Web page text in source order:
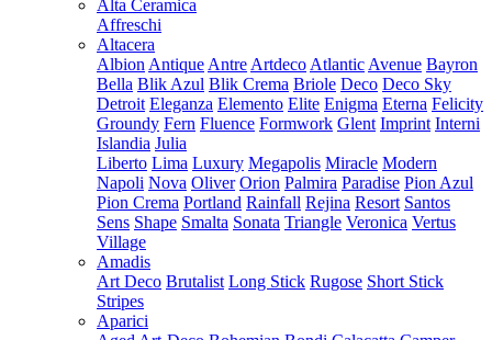
Alta Ceramica
Affreschi
Altacera
Albion Antique Antre Artdeco Atlantic Avenue Bayron
Bella Blik Azul Blik Crema Briole Deco Deco Sky
Detroit Eleganza Elemento Elite Enigma Eterna Felicity
Groundy Fern Fluence Formwork Glent Imprint Interni
Islandia Julia
Liberto Lima Luxury Megapolis Miracle Modern
Napoli Nova Oliver Orion Palmira Paradise Pion Azul
Pion Crema Portland Rainfall Rejina Resort Santos
Sens Shape Smalta Sonata Triangle Veronica Vertus
Village
Amadis
Art Deco Brutalist Long Stick Rugose Short Stick
Stripes
Aparici